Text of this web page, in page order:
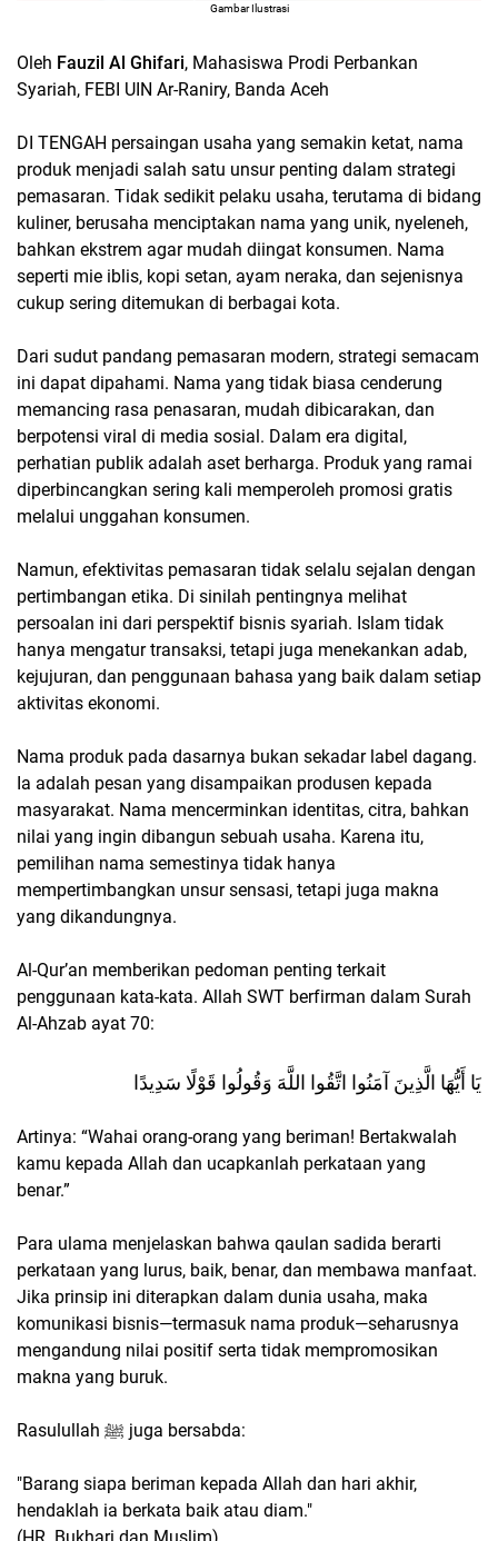
Gambar Ilustrasi
Oleh Fauzil Al Ghifari, Mahasiswa Prodi Perbankan
Syariah, FEBI UIN Ar-Raniry, Banda Aceh
DI TENGAH persaingan usaha yang semakin ketat, nama
produk menjadi salah satu unsur penting dalam strategi
pemasaran. Tidak sedikit pelaku usaha, terutama di bidang
kuliner, berusaha menciptakan nama yang unik, nyeleneh,
bahkan ekstrem agar mudah diingat konsumen. Nama
seperti mie iblis, kopi setan, ayam neraka, dan sejenisnya
cukup sering ditemukan di berbagai kota.
Dari sudut pandang pemasaran modern, strategi semacam
ini dapat dipahami. Nama yang tidak biasa cenderung
memancing rasa penasaran, mudah dibicarakan, dan
berpotensi viral di media sosial. Dalam era digital,
perhatian publik adalah aset berharga. Produk yang ramai
diperbincangkan sering kali memperoleh promosi gratis
melalui unggahan konsumen.
Namun, efektivitas pemasaran tidak selalu sejalan dengan
pertimbangan etika. Di sinilah pentingnya melihat
persoalan ini dari perspektif bisnis syariah. Islam tidak
hanya mengatur transaksi, tetapi juga menekankan adab,
kejujuran, dan penggunaan bahasa yang baik dalam setiap
aktivitas ekonomi.
Nama produk pada dasarnya bukan sekadar label dagang.
Ia adalah pesan yang disampaikan produsen kepada
masyarakat. Nama mencerminkan identitas, citra, bahkan
nilai yang ingin dibangun sebuah usaha. Karena itu,
pemilihan nama semestinya tidak hanya
mempertimbangkan unsur sensasi, tetapi juga makna
yang dikandungnya.
Al-Qur’an memberikan pedoman penting terkait
penggunaan kata-kata. Allah SWT berfirman dalam Surah
Al-Ahzab ayat 70:
يَا أَيُّهَا الَّذِينَ آمَنُوا اتَّقُوا اللَّهَ وَقُولُوا قَوْلًا سَدِيدًا
Artinya: “Wahai orang-orang yang beriman! Bertakwalah
kamu kepada Allah dan ucapkanlah perkataan yang
benar.”
Para ulama menjelaskan bahwa qaulan sadida berarti
perkataan yang lurus, baik, benar, dan membawa manfaat.
Jika prinsip ini diterapkan dalam dunia usaha, maka
komunikasi bisnis—termasuk nama produk—seharusnya
mengandung nilai positif serta tidak mempromosikan
makna yang buruk.
Rasulullah ﷺ juga bersabda:
"Barang siapa beriman kepada Allah dan hari akhir,
hendaklah ia berkata baik atau diam."